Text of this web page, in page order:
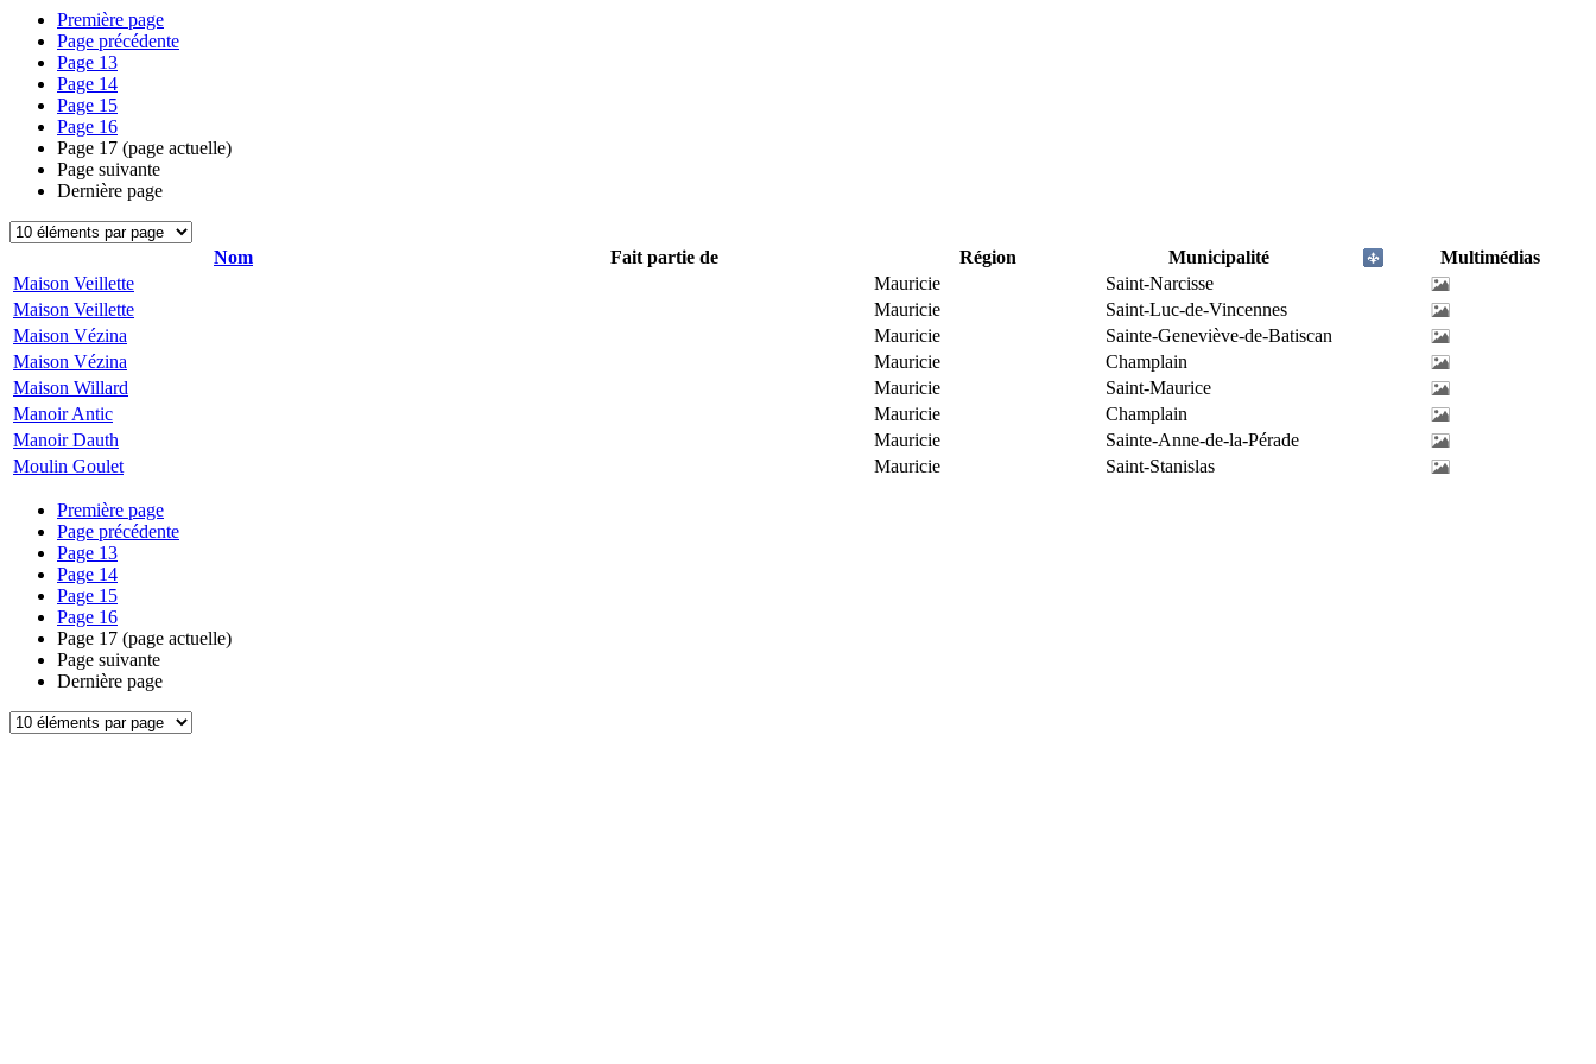
Première page
Page précédente
Page 13
Page 14
Page 15
Page 16
Page 17 (page actuelle)
Page suivante
Dernière page
Nom Fait partie de Région Municipalité
Multimédias
Maison Veillette
Mauricie
Saint-Narcisse
Maison Veillette
Mauricie
Saint-Luc-de-Vincennes
Maison Vézina
Mauricie
Sainte-Geneviève-de-Batiscan
Maison Vézina
Mauricie
Champlain
Maison Willard
Mauricie
Saint-Maurice
Manoir Antic
Mauricie
Champlain
Manoir Dauth
Mauricie
Sainte-Anne-de-la-Pérade
Moulin Goulet
Mauricie Saint-Stanislas
Première page
Page précédente
Page 13
Page 14
Page 15
Page 16
Page 17 (page actuelle)
Page suivante
Dernière page